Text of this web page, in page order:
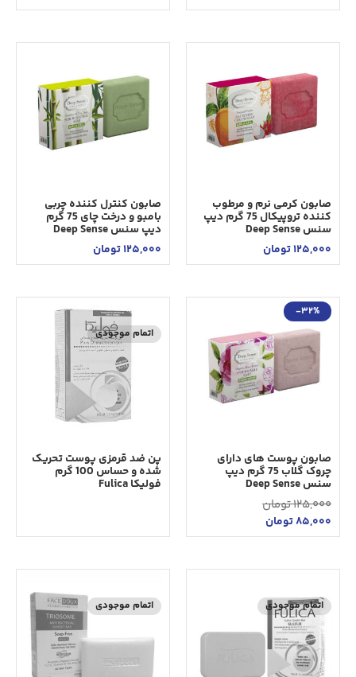
صابون کرمی نرم و مرطوب
کننده تروپیکال 75 گرم دیپ
سنس Deep Sense
125,000تومان
صابون کنترل کننده چربی
بامبو و درخت چای 75 گرم
دیپ سنس Deep Sense
125,000تومان
-32%
صابون پوست های دارای
چروک گلاب 75 گرم دیپ
سنس Deep Sense
125,000تومان
85,000تومان
اتمام موجودی
پن ضد قرمزی پوست تحریک
شده و حساس 100 گرم
فولیکا Fulica
اتمام موجودی اتمام موجودی